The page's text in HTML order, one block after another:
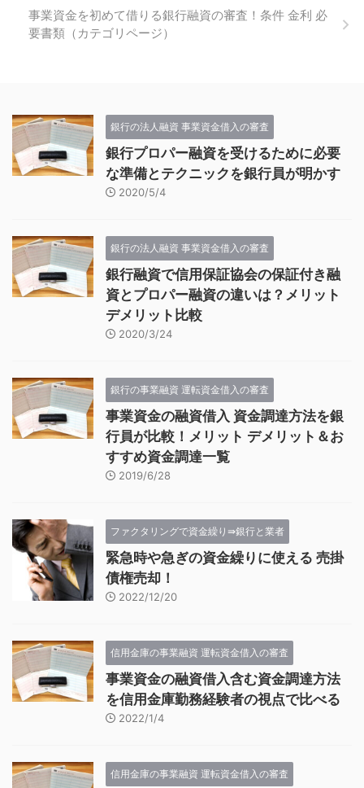
事業資金を初めて借りる銀行融資の審査！条件 金利 必
要書類（カテゴリページ）
銀行の法人融資 事業資金借入の審査
銀行プロパー融資を受けるために必要
な準備とテクニックを銀行員が明かす
2020/5/4
銀行の法人融資 事業資金借入の審査
銀行融資で信用保証協会の保証付き融
資とプロパー融資の違いは？メリット
デメリット比較
2020/3/24
銀行の事業融資 運転資金借入の審査
事業資金の融資借入 資金調達方法を銀
行員が比較！メリット デメリット＆お
すすめ資金調達一覧
2019/6/28
ファクタリングで資金繰り⇛銀行と業者
緊急時や急ぎの資金繰りに使える 売掛
債権売却！
2022/12/20
信用金庫の事業融資 運転資金借入の審査
事業資金の融資借入含む資金調達方法
を信用金庫勤務経験者の視点で比べる
2022/1/4
信用金庫の事業融資 運転資金借入の審査